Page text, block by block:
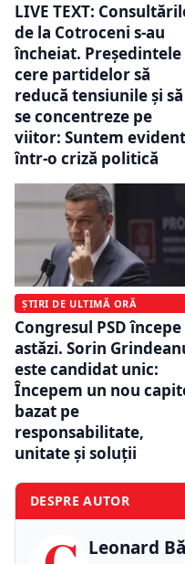
LIVE TEXT:
de la Cotroceni s-au
încheiat. Președintele
cere partidelor să
reducă tensiunile și să
se concentreze pe
viitor: Suntem evident
într-o criză politică
ȘTIRI DE ULTIMĂ ORĂ
Congresul PSD începe
astăzi. Sorin
este candidat unic:
Începem un nou
bazat pe
responsabilitate,
unitate şi soluţii
DESPRE AUTOR
Leonard